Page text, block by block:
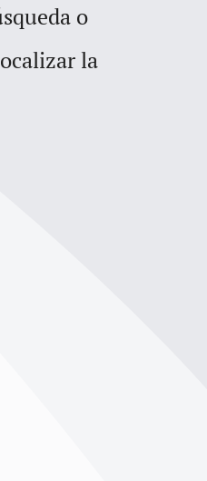
aumentar
o
la